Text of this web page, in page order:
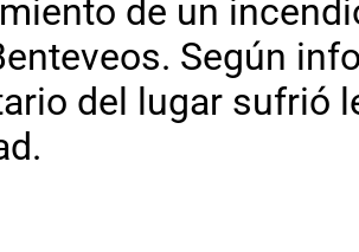
de un
Según
del lugar sufrió